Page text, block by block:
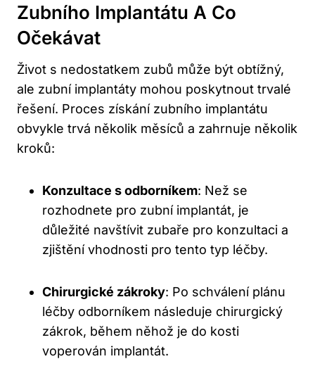
Zubního Implantátu A Co
Očekávat
Život s nedostatkem zubů může být obtížný,
ale zubní implantáty mohou poskytnout trvalé
řešení. Proces získání zubního implantátu
obvykle trvá několik měsíců a zahrnuje několik
kroků:
Konzultace s odborníkem: Než se
rozhodnete pro zubní implantát, je
důležité navštívit zubaře pro konzultaci a
zjištění vhodnosti pro tento typ léčby.
Chirurgické zákroky: Po schválení plánu
léčby odborníkem následuje chirurgický
zákrok, během něhož je do kosti
voperován implantát.